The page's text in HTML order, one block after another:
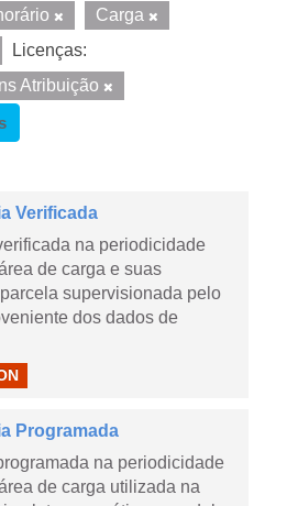
Carga
Licenças:
Atribuição
Verificada
na periodicidade
de carga e suas
supervisionada pelo
dos dados de
Programada
na periodicidade
de carga utilizada na